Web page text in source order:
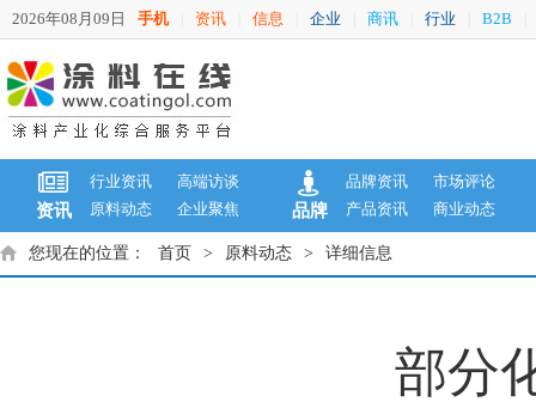
2026年08月09日 手机 资讯 信息 企业 商讯 行业 B2B
资讯
行业资讯
高端访谈
原料动态
企业聚焦 品牌
品牌资讯
市场评论
产品资讯
商业动态
您现在的位置： 首页 > 原料动态 > 详细信息
部分